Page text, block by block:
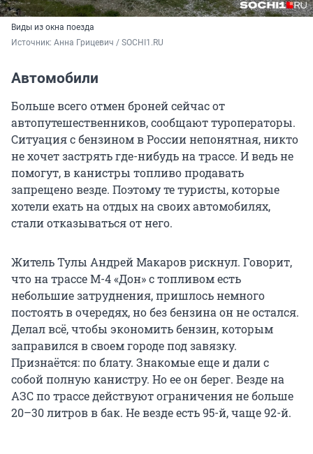
Виды из окна поезда
Источник: Анна Грицевич / SOCHI1.RU
Автомобили
Больше всего отмен броней сейчас от
автопутешественников, сообщают туроператоры.
Ситуация с бензином в России непонятная, никто
не хочет застрять где-нибудь на трассе. И ведь не
помогут, в канистры топливо продавать
запрещено везде. Поэтому те туристы, которые
хотели ехать на отдых на своих автомобилях,
стали отказываться от него.
Житель Тулы Андрей Макаров рискнул. Говорит,
что на трассе М-4 «Дон» с топливом есть
небольшие затруднения, пришлось немного
постоять в очередях, но без бензина он не остался.
Делал всё, чтобы экономить бензин, которым
заправился в своем городе под завязку.
Признаётся: по блату. Знакомые еще и дали с
собой полную канистру. Но ее он берег. Везде на
АЗС по трассе действуют ограничения не больше
20–30 литров в бак. Не везде есть 95-й, чаще 92-й.